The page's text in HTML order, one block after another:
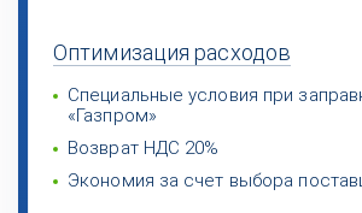
Оптимизациярасходов
Специальные условия при
«Газпром»
Возврат НДС 20%
Экономия за счет выбора